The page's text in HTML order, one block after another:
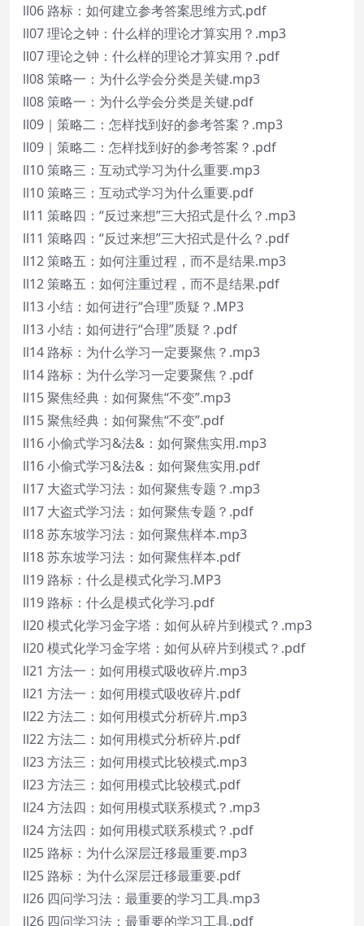
ll06 路标：如何建立参考答案思维方式.pdf
ll07 理论之钟：什么样的理论才算实用？.mp3
ll07 理论之钟：什么样的理论才算实用？.pdf
ll08 策略一：为什么学会分类是关键.mp3
ll08 策略一：为什么学会分类是关键.pdf
ll09｜策略二：怎样找到好的参考答案？.mp3
ll09｜策略二：怎样找到好的参考答案？.pdf
ll10 策略三：互动式学习为什么重要.mp3
ll10 策略三：互动式学习为什么重要.pdf
ll11 策略四：“反过来想”三大招式是什么？.mp3
ll11 策略四：“反过来想”三大招式是什么？.pdf
ll12 策略五：如何注重过程，而不是结果.mp3
ll12 策略五：如何注重过程，而不是结果.pdf
ll13 小结：如何进行“合理”质疑？.MP3
ll13 小结：如何进行“合理”质疑？.pdf
ll14 路标：为什么学习一定要聚焦？.mp3
ll14 路标：为什么学习一定要聚焦？.pdf
ll15 聚焦经典：如何聚焦“不变”.mp3
ll15 聚焦经典：如何聚焦“不变”.pdf
ll16 小偷式学习&法&：如何聚焦实用.mp3
ll16 小偷式学习&法&：如何聚焦实用.pdf
ll17 大盗式学习法：如何聚焦专题？.mp3
ll17 大盗式学习法：如何聚焦专题？.pdf
ll18 苏东坡学习法：如何聚焦样本.mp3
ll18 苏东坡学习法：如何聚焦样本.pdf
ll19 路标：什么是模式化学习.MP3
ll19 路标：什么是模式化学习.pdf
ll20 模式化学习金字塔：如何从碎片到模式？.mp3
ll20 模式化学习金字塔：如何从碎片到模式？.pdf
ll21 方法一：如何用模式吸收碎片.mp3
ll21 方法一：如何用模式吸收碎片.pdf
ll22 方法二：如何用模式分析碎片.mp3
ll22 方法二：如何用模式分析碎片.pdf
ll23 方法三：如何用模式比较模式.mp3
ll23 方法三：如何用模式比较模式.pdf
ll24 方法四：如何用模式联系模式？.mp3
ll24 方法四：如何用模式联系模式？.pdf
ll25 路标：为什么深层迁移最重要.mp3
ll25 路标：为什么深层迁移最重要.pdf
ll26 四问学习法：最重要的学习工具.mp3
ll26 四问学习法：最重要的学习工具.pdf